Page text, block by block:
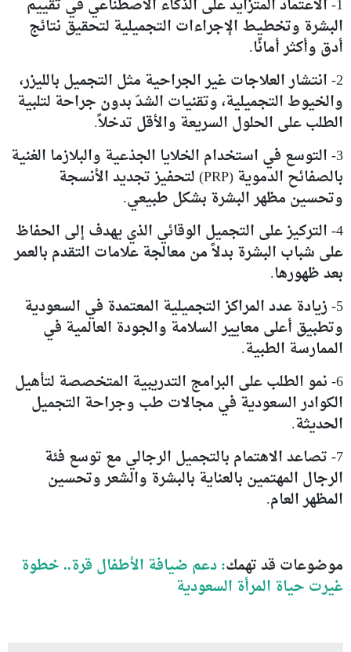
1- الاعتماد المتزايد على الذكاء الاصطناعي في تقييم
البشرة وتخطيط الإجراءات التجميلية لتحقيق نتائج
أدق وأكثر أمانًا.
2- انتشار العلاجات غير الجراحية مثل التجميل بالليزر،
والخيوط التجميلية، وتقنيات الشدّ بدون جراحة لتلبية
الطلب على الحلول السريعة والأقل تدخلاً.
3- التوسع في استخدام الخلايا الجذعية والبلازما الغنية
بالصفائح الدموية (PRP) لتحفيز تجديد الأنسجة
وتحسين مظهر البشرة بشكل طبيعي.
4- التركيز على التجميل الوقائي الذي يهدف إلى الحفاظ
على شباب البشرة بدلاً من معالجة علامات التقدم بالعمر
بعد ظهورها.
5- زيادة عدد المراكز التجميلية المعتمدة في السعودية
وتطبيق أعلى معايير السلامة والجودة العالمية في
الممارسة الطبية.
6- نمو الطلب على البرامج التدريبية المتخصصة لتأهيل
الكوادر السعودية في مجالات طب وجراحة التجميل
الحديثة.
7- تصاعد الاهتمام بالتجميل الرجالي مع توسع فئة
الرجال المهتمين بالعناية بالبشرة والشعر وتحسين
المظهر العام.
موضوعات قد تهمك:دعم ضيافة الأطفال قرة.. خطوة
غيرت حياة المرأة السعودية